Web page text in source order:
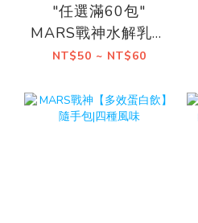
"任選滿60包"
MARS戰神水解乳清
蛋白>>即享優惠!!
NT$50 ~ NT$60